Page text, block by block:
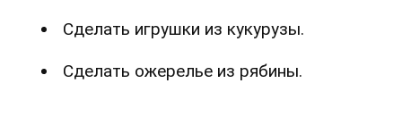
Сделать игрушки из кукурузы.
Сделать ожерелье из рябины.